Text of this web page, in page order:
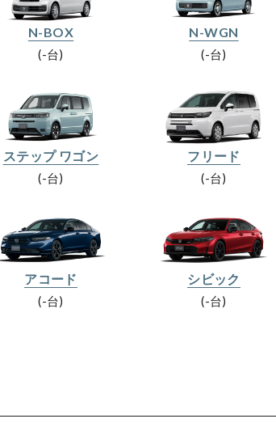
N-BOX
-台
N-WGN
-台
ステップ ワゴン
-台
フリード
-台
アコード
-台
シビック
-台